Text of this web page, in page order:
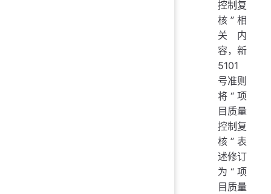
控制复
核”相
关内
容，新
5101
号准则
将“项
目质量
控制复
核”表
述修订
为“项
目质量